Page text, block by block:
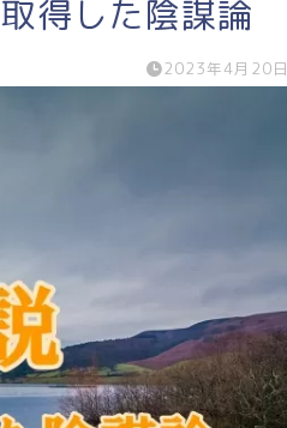
得した陰謀論
2023年4月20日